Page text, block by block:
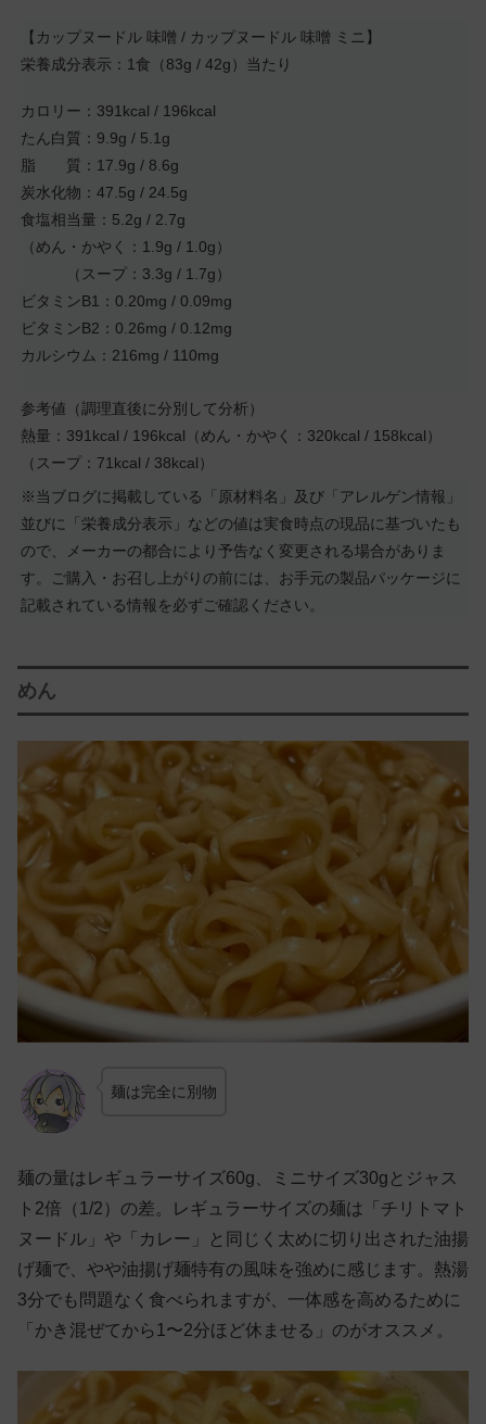
【カップヌードル 味噌 / カップヌードル 味噌 ミニ】
栄養成分表示：1食（83g / 42g）当たり
カロリー：391kcal / 196kcal
たん白質：9.9g / 5.1g
脂 質：17.9g / 8.6g
炭水化物：47.5g / 24.5g
食塩相当量：5.2g / 2.7g
（めん・かやく：1.9g / 1.0g）
（スープ：3.3g / 1.7g）
ビタミンB1：0.20mg / 0.09mg
ビタミンB2：0.26mg / 0.12mg
カルシウム：216mg / 110mg
参考値（調理直後に分別して分析）
熱量：391kcal / 196kcal（めん・かやく：320kcal / 158kcal）
（スープ：71kcal / 38kcal）
※当ブログに掲載している「原材料名」及び「アレルゲン情報」
並びに「栄養成分表示」などの値は実食時点の現品に基づいたも
ので、メーカーの都合により予告なく変更される場合がありま
す。ご購入・お召し上がりの前には、お手元の製品パッケージに
記載されている情報を必ずご確認ください。
めん
麺は完全に別物
麺の量はレギュラーサイズ60g、ミニサイズ30gとジャス
ト2倍（1/2）の差。レギュラーサイズの麺は「チリトマト
ヌードル」や「カレー」と同じく太めに切り出された油揚
げ麺で、やや油揚げ麺特有の風味を強めに感じます。熱湯
3分でも問題なく食べられますが、一体感を高めるために
「かき混ぜてから1〜2分ほど休ませる」のがオススメ。